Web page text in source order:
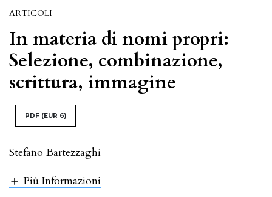
ARTICOLI
In materia di nomi propri:
Selezione, combinazione,
scrittura, immagine
PDF (EUR 6)
Stefano Bartezzaghi
Più Informazioni